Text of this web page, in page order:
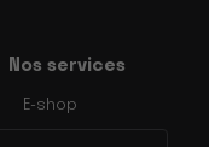
Nos services
E-shop